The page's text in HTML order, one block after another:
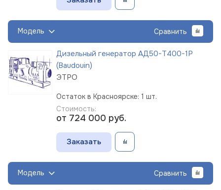
Модель Сравнить
Дизельный генератор АД50-Т400-1Р
(Baudouin)
ЭТРО
Остаток в Красноярске: 1 шт.
Стоимость:
от 724 000 руб.
Заказать
Модель Сравнить